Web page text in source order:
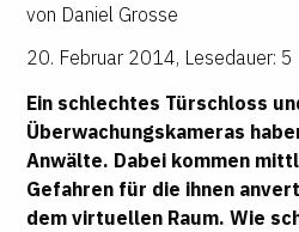
von Daniel Grosse
20. Februar 2014, Lesedauer: 5
Ein schlechtes Türschloss
Überwachungskameras
Anwälte. Dabei kommen
Gefahren für die ihnen
dem virtuellen Raum. Wie